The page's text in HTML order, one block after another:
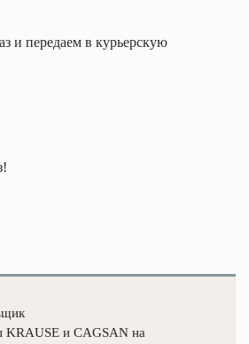
Колеса аппаратные
тормозом
обрезиненые
и передаем в курьерскую
и CAGSAN на